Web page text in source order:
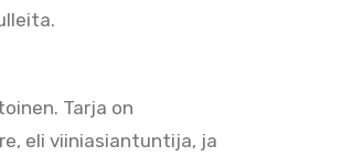
Tarja on
eli viiniasiantuntija, ja